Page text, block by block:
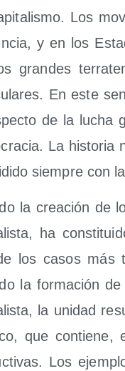
Los
y en los
gran­des
En este
de la lucha
La his­to­ria
siem­pre con
la crea­ción de
ha
los casos más
la for­ma­ción
la uni­dad
que con­tie­ne,
Los